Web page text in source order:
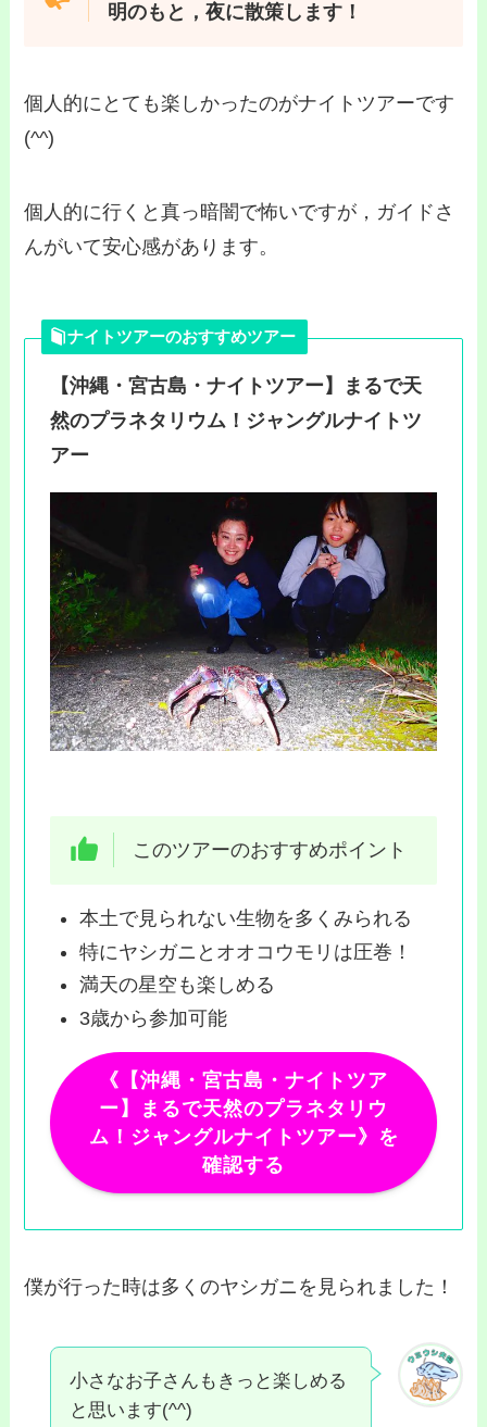
明のもと，夜に散策します！
個人的にとても楽しかったのがナイトツアーです
(^^)
個人的に行くと真っ暗闇で怖いですが，ガイドさ
んがいて安心感があります。
ナイトツアーのおすすめツアー
【沖縄・宮古島・ナイトツアー】まるで天
然のプラネタリウム！ジャングルナイトツ
アー
このツアーのおすすめポイント
本土で見られない生物を多くみられる
特にヤシガニとオオコウモリは圧巻！
満天の星空も楽しめる
3歳から参加可能
《【沖縄・宮古島・ナイトツア
ー】まるで天然のプラネタリウ
ム！ジャングルナイトツアー》を
確認する
僕が行った時は多くのヤシガニを見られました！
小さなお子さんもきっと楽しめる
と思います(^^)